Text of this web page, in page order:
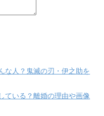
な人？鬼滅の刃・伊之助を
ている？離婚の理由や画像